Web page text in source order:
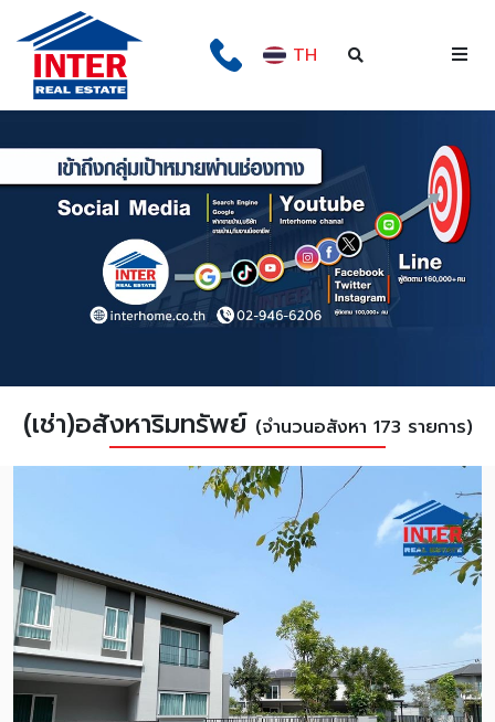
TH
(เช่า)อสังหาริมทรัพย์ (จำนวนอสังหา 173 รายการ)